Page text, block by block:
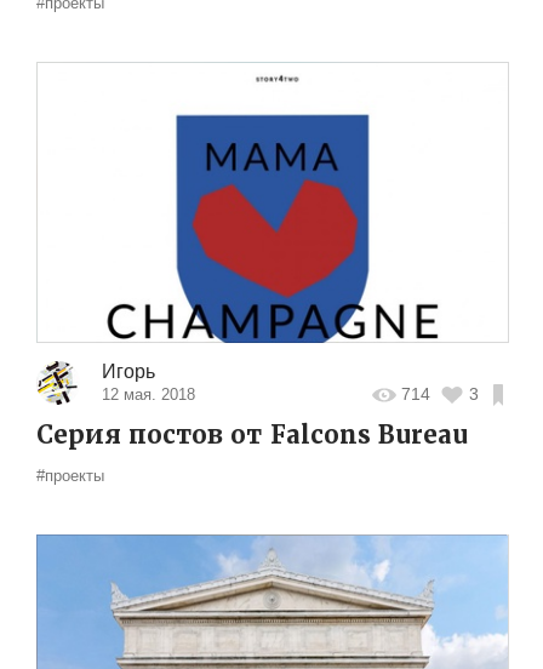
Игорь
12 мая. 2018 714 3
Серия постов от Falcons Bureau
#проекты